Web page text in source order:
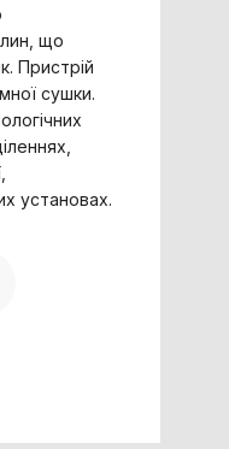
що
Пристрій
сушки.
установах.